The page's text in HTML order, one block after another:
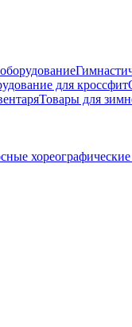
для кроссфит
Товары для
хореографические